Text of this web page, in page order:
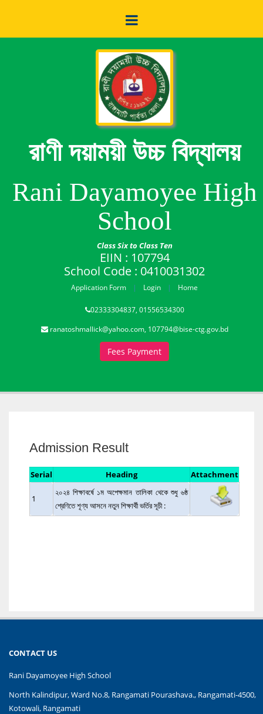
রাণী দয়াময়ী উচ্চ বিদ্যালয়
Rani Dayamoyee High
School
Class Six to Class Ten
EIIN : 107794
School Code : 0410031302
Application Form Login Home
02333304837, 01556534300
ranatoshmallick@yahoo.com, 107794@bise-ctg.gov.bd
Fees Payment
Admission Result
Serial Heading Attachment
1
২০২৪ শিক্ষাবর্ষে ১ম অপেক্ষমান তালিকা থেকে শুধু ৬ষ্ঠ
শ্রেণিতে শূণ্য আসনে নতুন শিক্ষার্থী ভর্তির সূচী :
CONTACT US
Rani Dayamoyee High School
North Kalindipur, Ward No.8, Rangamati Pourashava., Rangamati-4500,
Kotowali, Rangamati